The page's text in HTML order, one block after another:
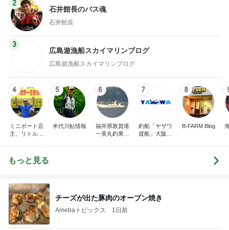
2
石井館長のバス魂
石井館長
3
広島遊漁船スカイマリンブログ
広島遊漁船スカイマリンブログ
4
ミニボート店
主、リトルボ
5
米代川鮎情報
6
福井県敦賀港
一美丸釣果ブ
7
釣船「ヤザワ
渡船」大阪市
8
B-FARM Blog
もっと見る
チーズが出た豚肉のオーブン焼き
Amebaトピックス 1日前